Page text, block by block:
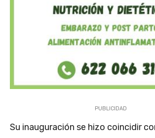
PUBLICIDAD
Su inauguración se hizo coincidir